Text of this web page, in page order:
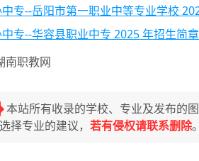
中专--岳阳市第一职业中等专业学校
中专--华容县职业中专 2025 年招生简
南职教网
本站所有收录的学校、专业及发布的
择专业的建议， 若有侵权请联系删除